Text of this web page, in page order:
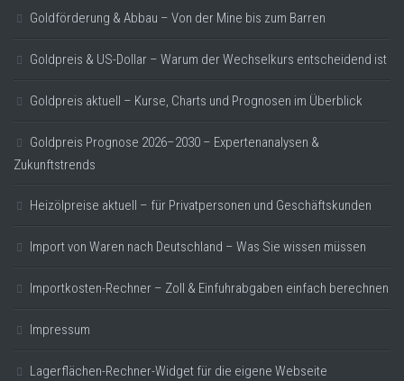
Goldförderung & Abbau – Von der Mine bis zum Barren
Goldpreis & US-Dollar – Warum der Wechselkurs entscheidend ist
Goldpreis aktuell – Kurse, Charts und Prognosen im Überblick
Goldpreis Prognose 2026–2030 – Expertenanalysen &
Zukunftstrends
Heizölpreise aktuell – für Privatpersonen und Geschäftskunden
Import von Waren nach Deutschland – Was Sie wissen müssen
Importkosten-Rechner – Zoll & Einfuhrabgaben einfach berechnen
Impressum
Lagerflächen-Rechner-Widget für die eigene Webseite